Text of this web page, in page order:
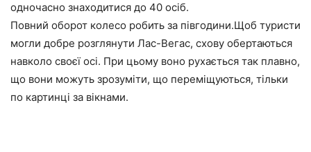
одночасно знаходитися до 40 осіб.
Повний оборот колесо робить за півгодини.Щоб туристи
могли добре розглянути Лас-Вегас, схову обертаються
навколо своєї осі. При цьому воно рухається так плавно,
що вони можуть зрозуміти, що переміщуються, тільки
по картинці за вікнами.